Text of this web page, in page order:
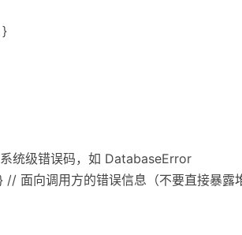
}
级错误码，如 DatabaseError
面向调用方的错误信息（不要直接暴露